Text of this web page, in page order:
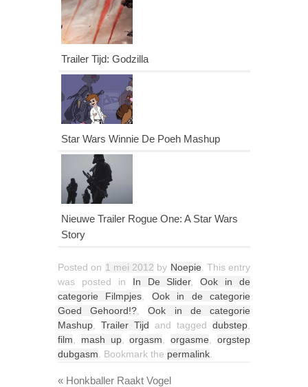
Trailer Tijd: Godzilla
Star Wars Winnie De Poeh Mashup
Nieuwe Trailer Rogue One: A Star Wars
Story
Posted on 1 mei 2012 by Noepie . This entry
was posted in In De Slider,Ook in de
categorie Filmpjes
Ook in de categorie
Goed Gehoord!? ,Ook in de categorie
Mashup
Trailer Tijd and tagged dubstep
film
mash up,orgasm ,orgasme ,orgstep
dubgasm . Bookmark the permalink
« Honkballer Raakt Vogel